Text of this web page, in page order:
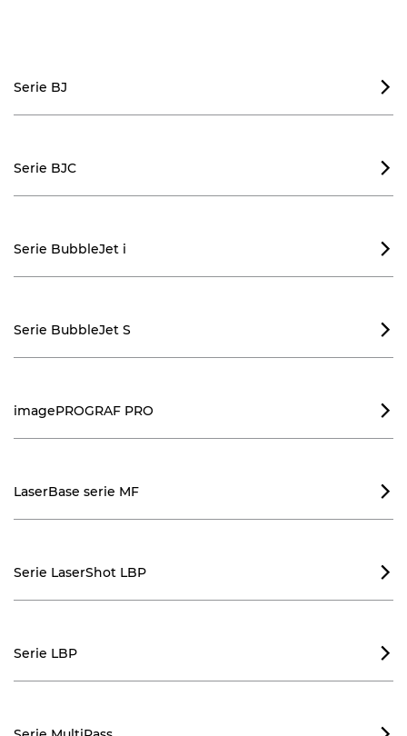
Serie BJ 
Serie BJC 
Serie BubbleJet i 
Serie BubbleJet S 
imagePROGRAF PRO 
LaserBase serie MF 
Serie LaserShot LBP 
Serie LBP 